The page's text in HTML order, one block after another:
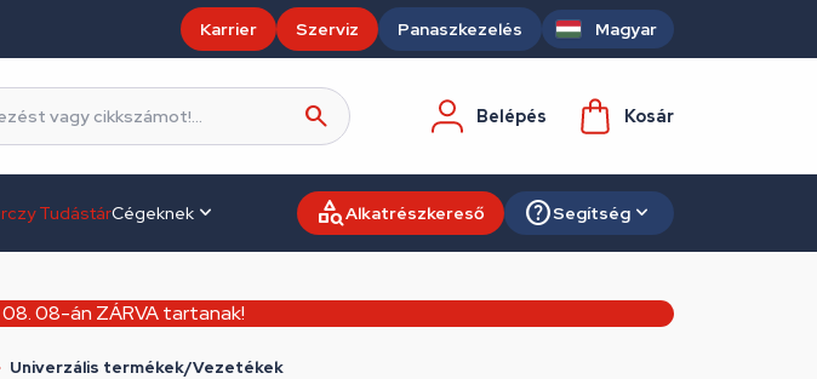
Karrier Szerviz Panaszkezelés Magyar
Belépés Kosár
TudástárCégeknek Alkatrészkereső Segítség
08. 08-án ZÁRVA tartanak!
Univerzális termékek/Vezetékek